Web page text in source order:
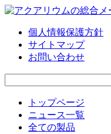
個人情報保護方針
サイトマップ
お問い合わせ
トップページ
ニュース一覧
全ての製品